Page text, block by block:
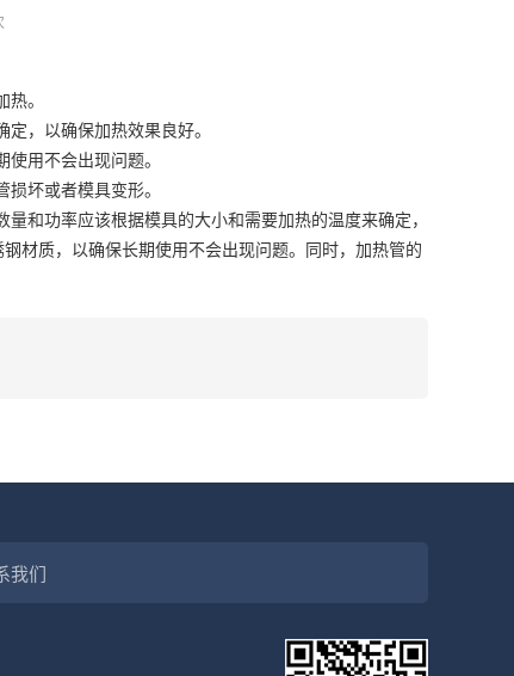
。
，以确保加热效果良好。
用不会出现问题。
坏或者模具变形。
功率应该根据模具的大小和需要加热的温度来确定，
材质，以确保长期使用不会出现问题。同时，加热管的
我们